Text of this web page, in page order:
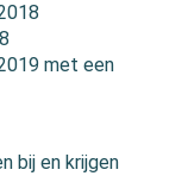
met een
bij en krijgen